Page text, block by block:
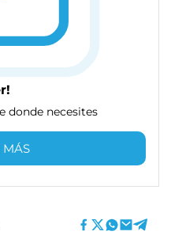
donde necesites
MÁS